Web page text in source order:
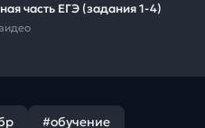
часть ЕГЭ (задания 1-4)
#обучение